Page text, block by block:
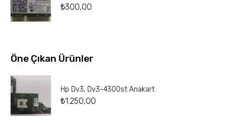
₺300,00
Öne Çıkan Ürünler
Hp Dv3, Dv3-4300st Anakart
₺1.250,00